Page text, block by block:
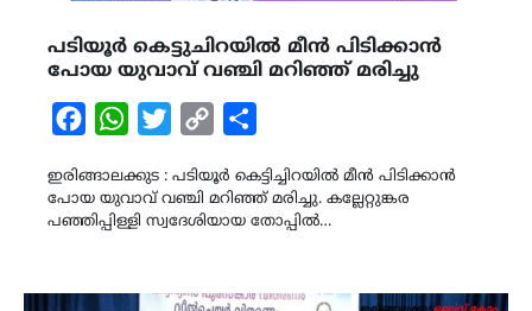
പടിയൂർ കെട്ടുചിറയിൽ മീൻ പിടിക്കാൻ
പോയ യുവാവ് വഞ്ചി മറിഞ്ഞ് മരിച്ചു
FacebookWhatsAppTwitterCopy
ഇരിങ്ങാലക്കുട : പടിയൂർ കെട്ടിച്ചിറയിൽ മീൻ പിടിക്കാൻ
പോയ യുവാവ് വഞ്ചി മറിഞ്ഞ് മരിച്ചു. കല്ലേറ്റുങ്കര
പഞ്ഞിപ്പിള്ളി സ്വദേശിയായ തോപ്പിൽ…